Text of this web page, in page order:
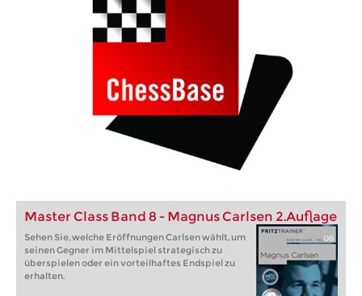
Master Class Band 8 - Magnus Carlsen 2.Auflage
Sehen Sie, welche Eröffnungen Carlsen wählt, um
seinen Gegner im Mittelspiel strategisch zu
überspielen oder ein vorteilhaftes Endspiel zu
erhalten.